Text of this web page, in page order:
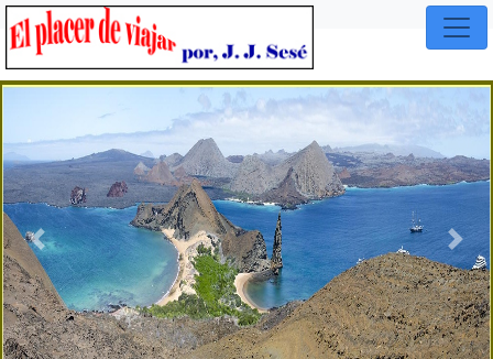
Previous Next